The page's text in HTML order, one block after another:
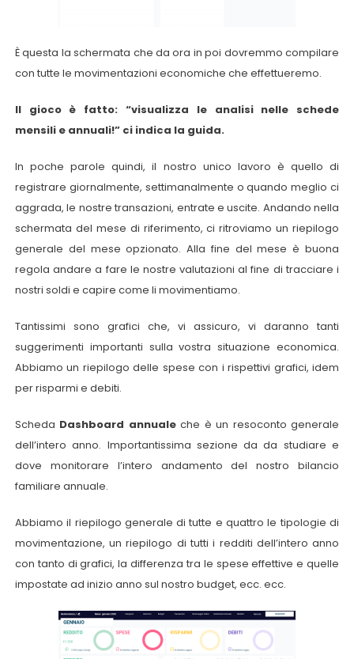
È questa la schermata che da ora in poi dovremmo compilare
con tutte le movimentazioni economiche che effettueremo.
Il gioco è fatto: “visualizza le analisi nelle schede
mensili e annuali!” ci indica la guida.
In poche parole quindi, il nostro unico lavoro è quello di
registrare giornalmente, settimanalmente o quando meglio ci
aggrada, le nostre transazioni, entrate e uscite. Andando nella
schermata del mese di riferimento, ci ritroviamo un riepilogo
generale del mese opzionato. Alla fine del mese è buona
regola andare a fare le nostre valutazioni al fine di tracciare i
nostri soldi e capire come li movimentiamo.
Tantissimi sono grafici che, vi assicuro, vi daranno tanti
suggerimenti importanti sulla vostra situazione economica.
Abbiamo un riepilogo delle spese con i rispettivi grafici, idem
per risparmi e debiti.
Scheda Dashboard annualeche è un resoconto generale
dell’intero anno. Importantissima sezione da da studiare e
dove monitorare l’intero andamento del nostro bilancio
familiare annuale.
Abbiamo il riepilogo generale di tutte e quattro le tipologie di
movimentazione, un riepilogo di tutti i redditi dell’intero anno
con tanto di grafici, la differenza tra le spese effettive e quelle
impostate ad inizio anno sul nostro budget, ecc. ecc.